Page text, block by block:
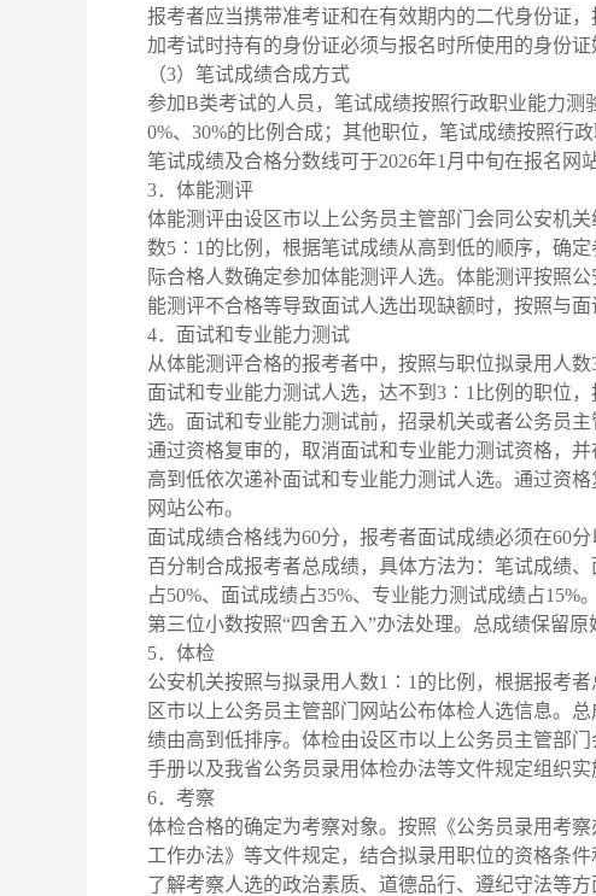
报考者应当携带准考证和在有效期内的二代身份证
加考试时持有的身份证必须与报名时所使用的身份证
（3）笔试成绩合成方式
参加B类考试的人员，笔试成绩按照行政职业能力测
0%、30%的比例合成；其他职位，笔试成绩按照行
笔试成绩及合格分数线可于2026年1月中旬在报名网
3．体能测评
体能测评由设区市以上公务员主管部门会同公安机
数5∶1的比例，根据笔试成绩从高到低的顺序，确
际合格人数确定参加体能测评人选。体能测评按照
能测评不合格等导致面试人选出现缺额时，按照与
4．面试和专业能力测试
从体能测评合格的报考者中，按照与职位拟录用人
面试和专业能力测试人选，达不到3∶1比例的职位
选。面试和专业能力测试前，招录机关或者公务员
通过资格复审的，取消面试和专业能力测试资格，
高到低依次递补面试和专业能力测试人选。通过资
网站公布。
面试成绩合格线为60分，报考者面试成绩必须在60
百分制合成报考者总成绩，具体方法为：笔试成绩
占50%、面试成绩占35%、专业能力测试成绩占15%
第三位小数按照“四舍五入”办法处理。总成绩保留原
5．体检
公安机关按照与拟录用人数1∶1的比例，根据报考
区市以上公务员主管部门网站公布体检人选信息。
绩由高到低排序。体检由设区市以上公务员主管部
手册以及我省公务员录用体检办法等文件规定组织实
6．考察
体检合格的确定为考察对象。按照《公务员录用考
工作办法》等文件规定，结合拟录用职位的资格条
了解考察人选的政治素质、道德品行、遵纪守法等